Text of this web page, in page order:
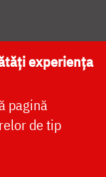
NAȚIONALĂ
experiența
pagină
de tip